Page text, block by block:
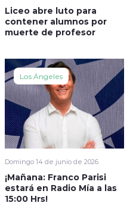
Liceo abre luto para
contener alumnos por
muerte de profesor
Los Ángeles
Domingo 14 de junio de 2026
¡Mañana: Franco Parisi
estará en Radio Mía a las
15:00 Hrs!